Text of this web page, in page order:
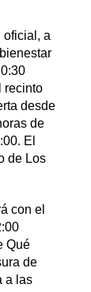
oficial, a
recinto
desde
de
El
de Los
con el
Qué
de
a las